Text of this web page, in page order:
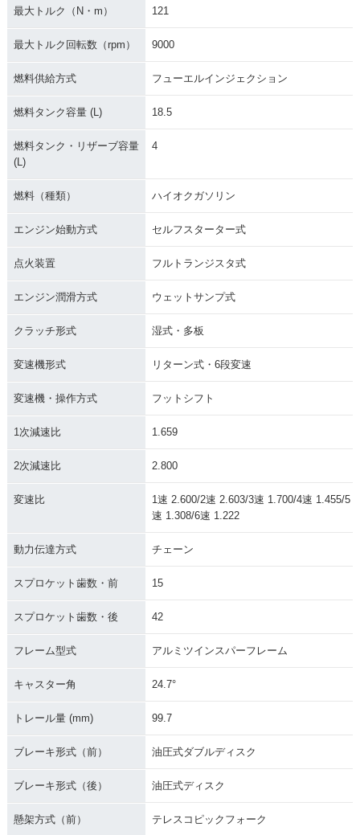
最大トルク（N・m） 121
最大トルク回転数（rpm） 9000
燃料供給方式 フューエルインジェクション
燃料タンク容量 (L) 18.5
燃料タンク・リザーブ容量
(L)
4
燃料（種類） ハイオクガソリン
エンジン始動方式 セルフスターター式
点火装置 フルトランジスタ式
エンジン潤滑方式 ウェットサンプ式
クラッチ形式 湿式・多板
変速機形式 リターン式・6段変速
変速機・操作方式 フットシフト
1次減速比 1.659
2次減速比 2.800
変速比
1速 2.600/2速 2.603/3速 1.700/4速 1.455/5
速 1.308/6速 1.222
動力伝達方式 チェーン
スプロケット歯数・前 15
スプロケット歯数・後 42
フレーム型式 アルミツインスパーフレーム
キャスター角 24.7°
トレール量 (mm) 99.7
ブレーキ形式（前） 油圧式ダブルディスク
ブレーキ形式（後） 油圧式ディスク
懸架方式（前） テレスコピックフォーク